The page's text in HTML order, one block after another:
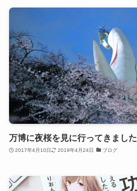
万博に夜桜を見に行ってきました
2017年4月10日 2019年4月24日 ブログ